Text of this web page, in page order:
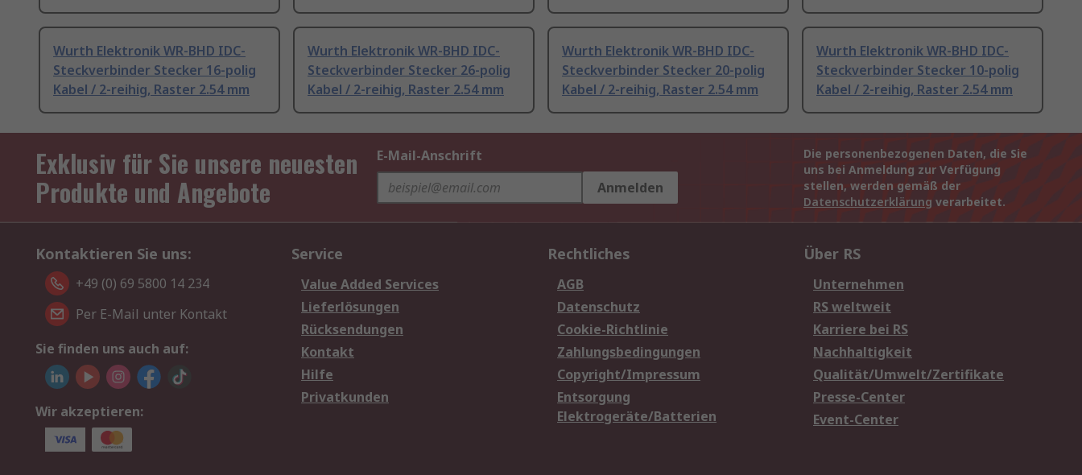
Wurth Elektronik WR-BHD IDC-
Steckverbinder Stecker 16-polig
Kabel / 2-reihig, Raster 2.54 mm
Wurth Elektronik WR-BHD IDC-
Steckverbinder Stecker 26-polig
Kabel / 2-reihig, Raster 2.54 mm
Wurth Elektronik WR-BHD IDC-
Steckverbinder Stecker 20-polig
Kabel / 2-reihig, Raster 2.54 mm
Wurth Elektronik WR-BHD IDC-
Steckverbinder Stecker 10-polig
Kabel / 2-reihig, Raster 2.54 mm
Exklusiv für Sie unsere neuesten
Produkte und Angebote
E-Mail-Anschrift
Anmelden
Die personenbezogenen Daten, die Sie
uns bei Anmeldung zur Verfügung
stellen, werden gemäß der
Datenschutzerklärung verarbeitet.
Kontaktieren Sie uns:
+49 (0) 69 5800 14 234
Per E-Mail unter Kontakt
Sie finden uns auch auf:
Wir akzeptieren:
Service
Value Added Services
Lieferlösungen
Rücksendungen
Kontakt
Hilfe
Privatkunden
Rechtliches
AGB
Datenschutz
Cookie-Richtlinie
Zahlungsbedingungen
Copyright/Impressum
Entsorgung
Elektrogeräte/Batterien
Über RS
Unternehmen
RS weltweit
Karriere bei RS
Nachhaltigkeit
Qualität/Umwelt/Zertifikate
Presse-Center
Event-Center